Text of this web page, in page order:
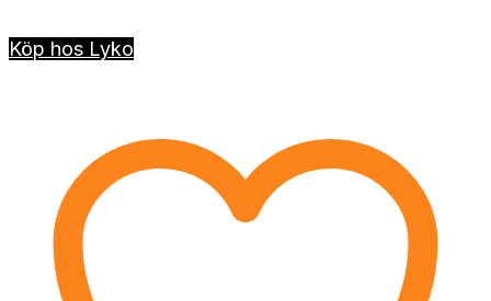
Köp hos Lyko